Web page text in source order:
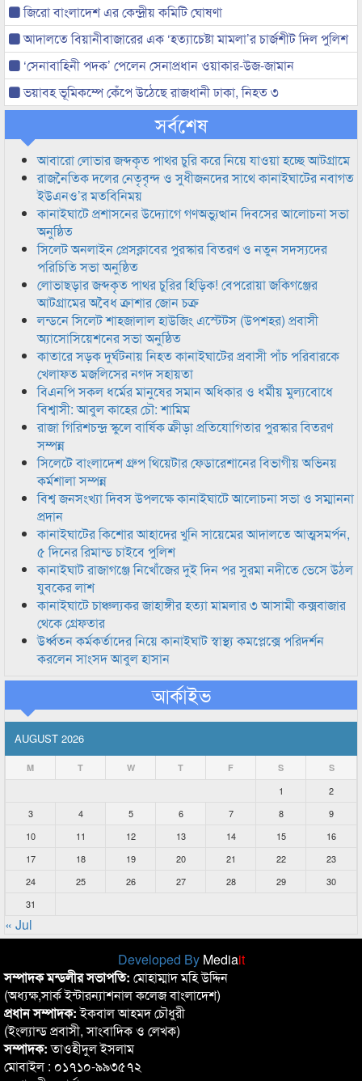
জিরো বাংলাদেশ এর কেন্দ্রীয় কমিটি ঘোষণা
আদালতে বিয়ানীবাজারের এক ‘হত্যাচেষ্টা মামলা’র চার্জশীট দিল পুলিশ
‘সেনাবাহিনী পদক’ পেলেন সেনাপ্রধান ওয়াকার-উজ-জামান
ভয়াবহ ভূমিকম্পে কেঁপে উঠেছে রাজধানী ঢাকা, নিহত ৩
সর্বশেষ
আবারো লোভার জব্দকৃত পাথর চুরি করে নিয়ে যাওয়া হচ্ছে আটগ্রামে
রাজনৈতিক দলের নেতৃবৃন্দ ও সুধীজনদের সাথে কানাইঘাটের নবাগত
ইউএনও’র মতবিনিময়
কানাইঘাটে প্রশাসনের উদ্যোগে গণঅভ্যুত্থান দিবসের আলোচনা সভা
অনুষ্ঠিত
সিলেট অনলাইন প্রেসক্লাবের পুরস্কার বিতরণ ও নতুন সদস্যদের
পরিচিতি সভা অনুষ্ঠিত
লোভাছড়ার জব্দকৃত পাথর চুরির হিড়িক! বেপরোয়া জকিগঞ্জের
আটগ্রামের অবৈধ ক্রাশার জোন চক্র
লন্ডনে সিলেট শাহজালাল হাউজিং এস্টেটস (উপশহর) প্রবাসী
অ্যাসোসিয়েশনের সভা অনুষ্ঠিত
কাতারে সড়ক দুর্ঘটনায় নিহত কানাইঘাটের প্রবাসী পাঁচ পরিবারকে
খেলাফত মজলিসের নগদ সহায়তা
বিএনপি সকল ধর্মের মানুষের সমান অধিকার ও ধর্মীয় মুল্যবোধে
বিশ্বাসী: আবুল কাহের চৌ: শামিম
রাজা গিরিশচন্দ্র স্কুলে বার্ষিক ক্রীড়া প্রতিযোগিতার পুরস্কার বিতরণ
সম্পন্ন
সিলেটে বাংলাদেশ গ্রুপ থিয়েটার ফেডারেশানের বিভাগীয় অভিনয়
কর্মশালা সম্পন্ন
বিশ্ব জনসংখ্যা দিবস উপলক্ষে কানাইঘাটে আলোচনা সভা ও সম্মাননা
প্রদান
কানাইঘাটের কিশোর আহাদের খুনি সায়েমের আদালতে আত্মসমর্পন,
৫ দিনের রিমান্ড চাইবে পুলিশ
কানাইঘাট রাজাগঞ্জে নিখোঁজের দুই দিন পর সুরমা নদীতে ভেসে উঠল
যুবকের লাশ
কানাইঘাটে চাঞ্চল্যকর জাহাঙ্গীর হত্যা মামলার ৩ আসামী কক্সবাজার
থেকে গ্রেফতার
উর্ধ্বতন কর্মকর্তাদের নিয়ে কানাইঘাট স্বাস্থ্য কমপ্লেক্সে পরিদর্শন
করলেন সাংসদ আবুল হাসান
আর্কাইভ
AUGUST 2026
M T W T F S S
1
2
3
4 5 6 7 8
9
10
11 12 13 14 15
16
17
18 19 20 21 22
23
24
25 26 27 28 29
30
31
« Jul
Developed By Mediait
সম্পাদক মন্ডলীর সভাপতি: মোহাম্মাদ মহি উদ্দিন
(অধ্যক্ষ,সার্ক ইন্টারন্যাশনাল কলেজ বাংলাদেশ)
প্রধান সম্পাদক:ইকবাল আহমদ চৌধুরী
(ইংল্যান্ড প্রবাসী, সাংবাদিক ও লেখক)
সম্পাদক:তাওহীদুল ইসলাম
মোবাইল : ০১৭১০-৯৯৩৫৭২